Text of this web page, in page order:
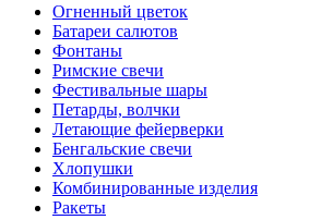
Огненный цветок
Батареи салютов
Фонтаны
Римские свечи
Фестивальные шары
Петарды, волчки
Летающие фейерверки
Бенгальские свечи
Хлопушки
Комбинированные изделия
Ракеты